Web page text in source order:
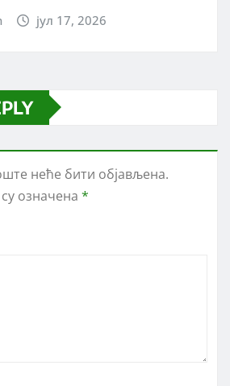
јул 17, 2026
неће бити објављена.
означена *